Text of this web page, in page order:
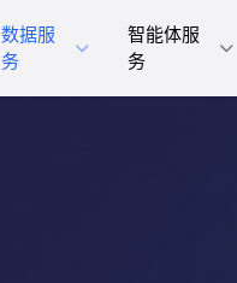
数据服
务
智能体服
务